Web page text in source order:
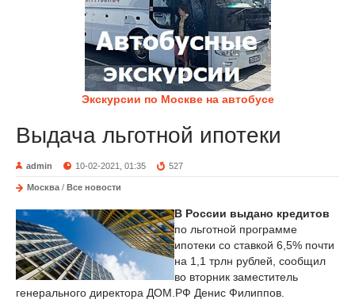
Экскурсии по Москве на автобусе
Выдача льготной ипотеки
admin 10-02-2021, 01:35 527
Москва / Все новости
В России выдано кредитов
по льготной программе
ипотеки со ставкой 6,5% почти
на 1,1 трлн рублей, сообщил
во вторник заместитель
генерального директора ДОМ.РФ Денис Филиппов.